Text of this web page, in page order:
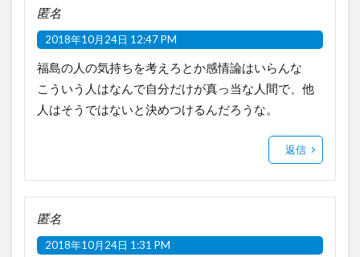
匿名
2018年10月24日 12:47 PM
福島の人の気持ちを考えろとか感情論はいらんな
こういう人はなんで自分だけが真っ当な人間で、他
人はそうではないと決めつけるんだろうな。
返信
匿名
2018年10月24日 1:31 PM